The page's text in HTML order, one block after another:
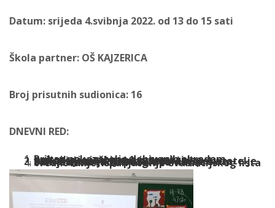
Datum: srijeda 4.svibnja 2022. od 13 do 15 sati
Škola partner: OŠ KAJZERICA
Broj prisutnih sudionica: 16
DNEVNI RED:
Prikaz
pokazatelja dobivenih obradom upitnika i vježbi sa 1. interaktivne radionici:powerpoint prezentacija
Refleksije učiteljica na dobivene pokazatelje
Demonstracija didaktike sa višestrukim zahtjevima: rad u podgrupama
Vrednovanje: ispunjavanje evaluacijskog lista